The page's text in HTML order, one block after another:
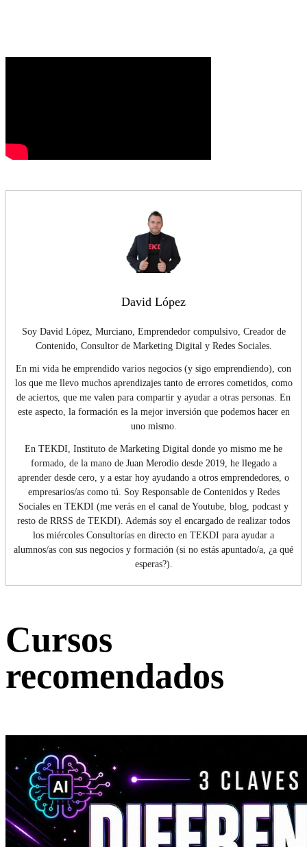
David López
Soy David López, Murciano, Emprendedor compulsivo, Creador de
Contenido, Consultor de Marketing Digital y Redes Sociales.
En mi vida he emprendido varios negocios (y sigo emprendiendo), con
los que me llevo muchos aprendizajes tanto de errores cometidos, como
de aciertos, que me valen para compartir y ayudar a otras personas. En
este aspecto, la formación es la mejor inversión que podemos hacer en
uno mismo.
En TEKDI, Instituto de Marketing Digital donde yo mismo me he
formado, de la mano de Juan Merodio desde 2019, he llegado a
aprender desde cero, y a estar hoy ayudando a otros emprendedores, o
empresarios/as como tú. Soy Responsable de Contenidos y Redes
Sociales en TEKDI (me verás en el canal de Youtube, blog, podcast y
resto de RRSS de TEKDI). Además soy el encargado de realizar todos
los miércoles Consultorías en directo en TEKDI para ayudar a
alumnos/as con sus negocios y formación (si no estás apuntado/a, ¿a qué
esperas?).
Cursos
recomendados